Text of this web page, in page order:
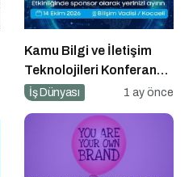
Kamu Bilgi ve İletişim
Teknolojileri Konferansı
2026 İçin Geri Sayım!
İş Dünyası 1 ay önce